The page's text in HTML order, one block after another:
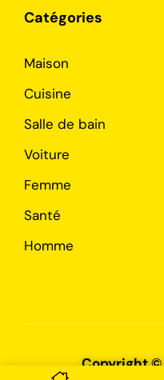
Catégories
Maison
Cuisine
Salle de bain
Voiture
Femme
Santé
Homme
Copyright ©